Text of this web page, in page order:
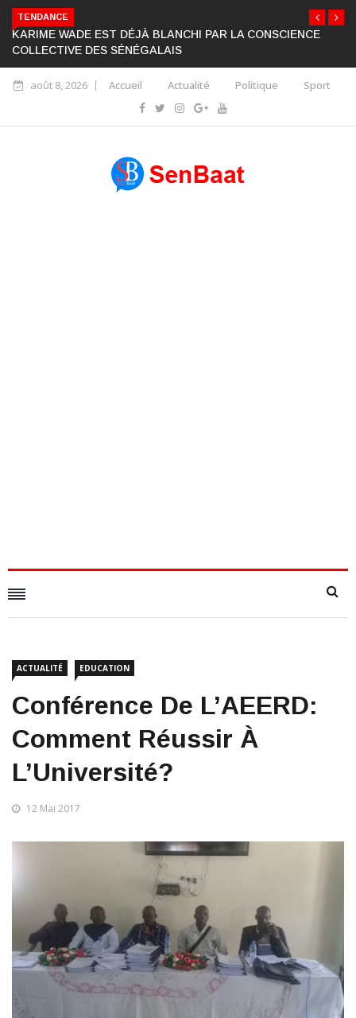
TENDANCE
KARIME WADE EST DÉJÀ BLANCHI PAR LA CONSCIENCE
COLLECTIVE DES SÉNÉGALAIS
août 8, 2026 Accueil Actualité Politique Sport
ACTUALITÉ EDUCATION
Conférence De L’AEERD:
Comment Réussir À
L’Université?
12 Mai 2017